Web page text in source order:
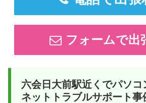
フォームで出
六会日大前駅近くでパソコ
ネットトラブルサポート事